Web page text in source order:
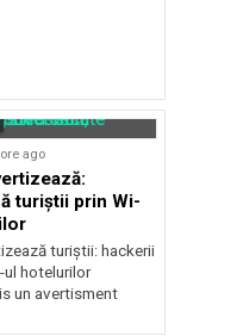
ago
turiștii prin Wi-
turiștii: hackerii
ul hotelurilor
un avertisment